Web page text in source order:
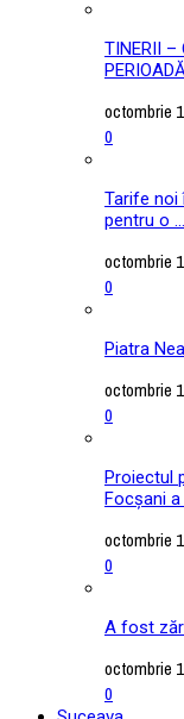
TINERII –
octombrie
0
Tarife noi
pentru o ...
octombrie
0
Piatra
octombrie
0
Proiectul
Focșani a
octombrie
0
A fost
octombrie
0